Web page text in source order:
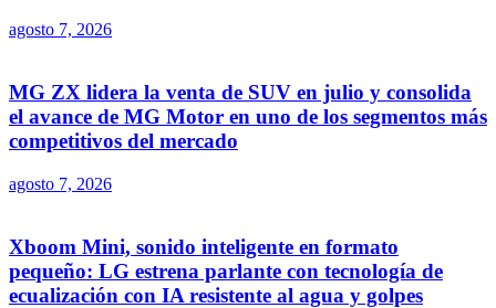
agosto 7, 2026
MG ZX lidera la venta de SUV en julio y consolida
el avance de MG Motor en uno de los segmentos más
competitivos del mercado
agosto 7, 2026
Xboom Mini, sonido inteligente en formato
pequeño: LG estrena parlante con tecnología de
ecualización con IA resistente al agua y golpes